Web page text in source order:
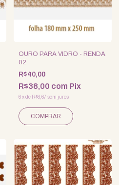
OURO PARA VIDRO - RENDA
02
R$40,00
R$38,00 com Pix
6 xde R$6,67 sem juros